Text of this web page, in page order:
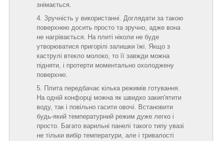
знімається.
Зручність у використанні. Доглядати за такою
поверхнею досить просто та зручно, адже вона
не нагрівається. На плиті ніколи не буде
утворюватися пригорілі залишки їжі. Якщо з
каструлі втекло молоко, то її завжди можна
підняти, і протерти моментально охолоджену
поверхню.
Плита передбачає кілька режимів готування.
На одній конфорці можна як швидко закип'ятити
воду, так і повільно гасити овочі. Встановити
будь-який температурний режим дуже легко і
просто. Багато варильні панелі такого типу увазі
не тільки вибір температури, але і тривалості